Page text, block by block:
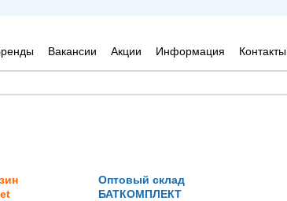
Вакансии Акции Информация Контакты
Оптовый склад
БАТКОМПЛЕКТ